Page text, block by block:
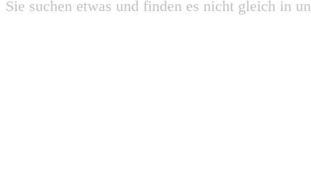
Sie suchen etwas und finden es nicht gleich in